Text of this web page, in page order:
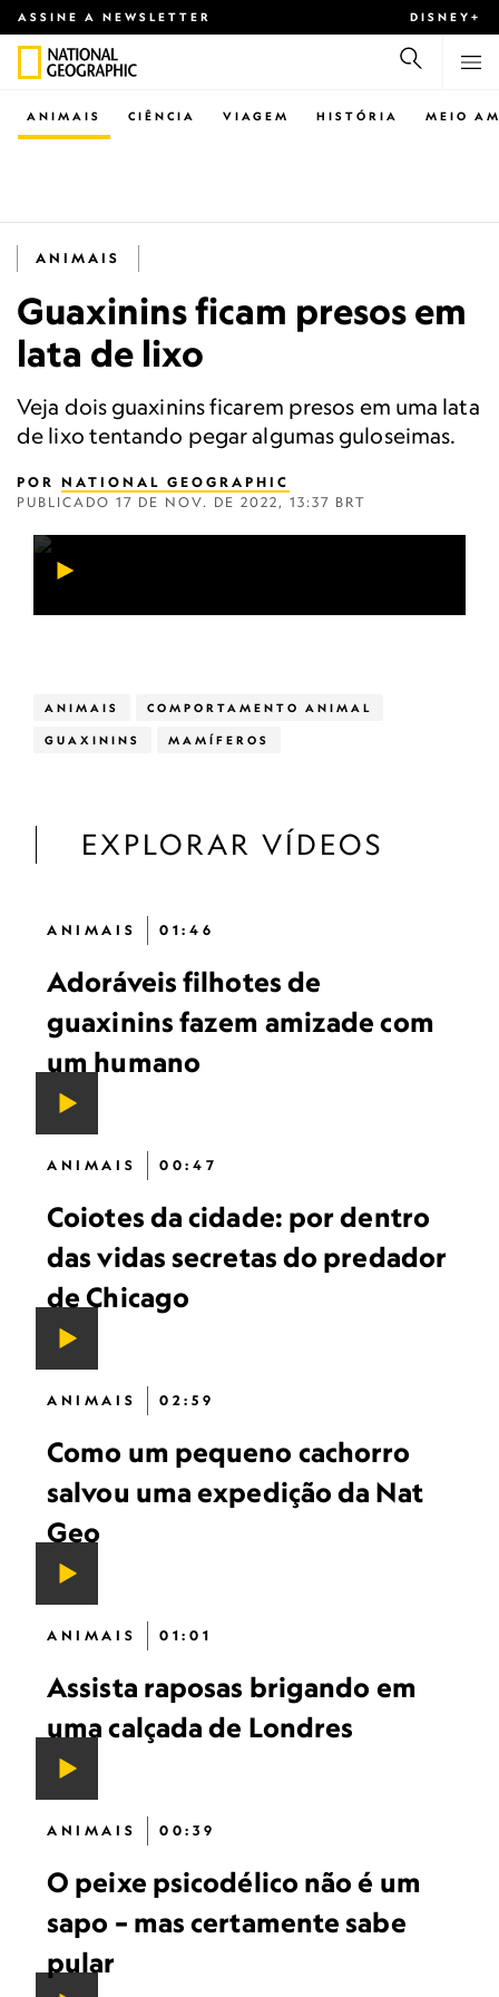
ASSINE A NEWSLETTER DISNEY+
CIÊNCIA VIAGEM
ANIMAIS HISTÓRIA MEIO
ANIMAIS
Guaxinins ficam presos em
lata de lixo
Veja dois guaxinins ficarem presos em uma lata
de lixo tentando pegar algumas guloseimas.
POR NATIONAL GEOGRAPHIC
PUBLICADO 17 DE NOV. DE 2022, 13:37 BRT
ANIMAIS COMPORTAMENTO ANIMAL
GUAXININS MAMÍFEROS
EXPLORAR VÍDEOS
ANIMAIS 01:46
Adoráveis ​​filhotes de
guaxinins fazem amizade com
um humano
ANIMAIS 00:47
Coiotes da cidade: por dentro
das vidas secretas do predador
de Chicago
ANIMAIS 02:59
Como um pequeno cachorro
salvou uma expedição da Nat
Geo
ANIMAIS 01:01
Assista raposas brigando em
uma calçada de Londres
ANIMAIS 00:39
O peixe psicodélico não é um
sapo – mas certamente sabe
pular